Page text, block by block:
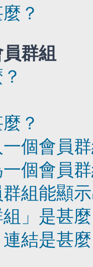
？
群組
？
個會員
個會員
組能顯
組」是甚
連結是甚